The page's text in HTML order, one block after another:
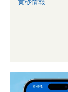
黄砂情報